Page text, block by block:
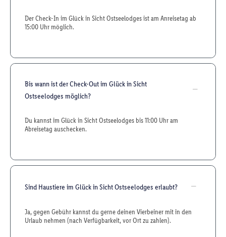
Der Check-In im Glück in Sicht Ostseelodges ist am Anreisetag ab
15:00 Uhr möglich.
Bis wann ist der Check-Out im Glück in Sicht
Ostseelodges möglich?
Du kannst im Glück in Sicht Ostseelodges bis 11:00 Uhr am
Abreisetag auschecken.
Sind Haustiere im Glück in Sicht Ostseelodges erlaubt?
Ja, gegen Gebühr kannst du gerne deinen Vierbeiner mit in den
Urlaub nehmen (nach Verfügbarkeit, vor Ort zu zahlen).